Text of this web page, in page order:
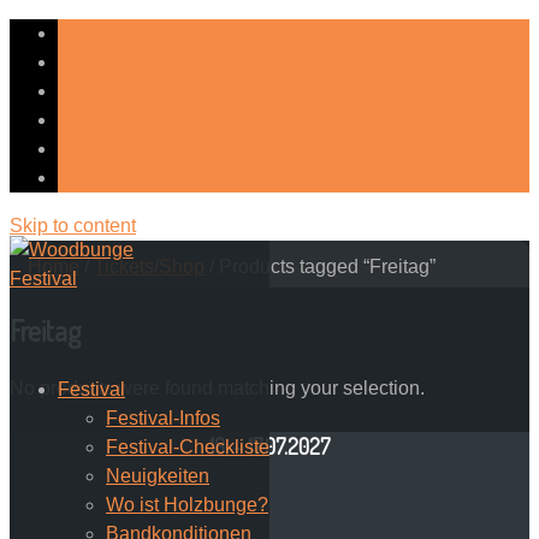
Skip to content
Festival
Festival-Infos
Festival-Checkliste
Neuigkeiten
Wo ist Holzbunge?
Bandkonditionen
Home Tickets/Shop / Products tagged “Freitag”
No products were found matching your selection.
16. – 17.07.2027